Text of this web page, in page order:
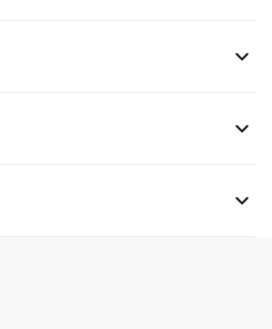


